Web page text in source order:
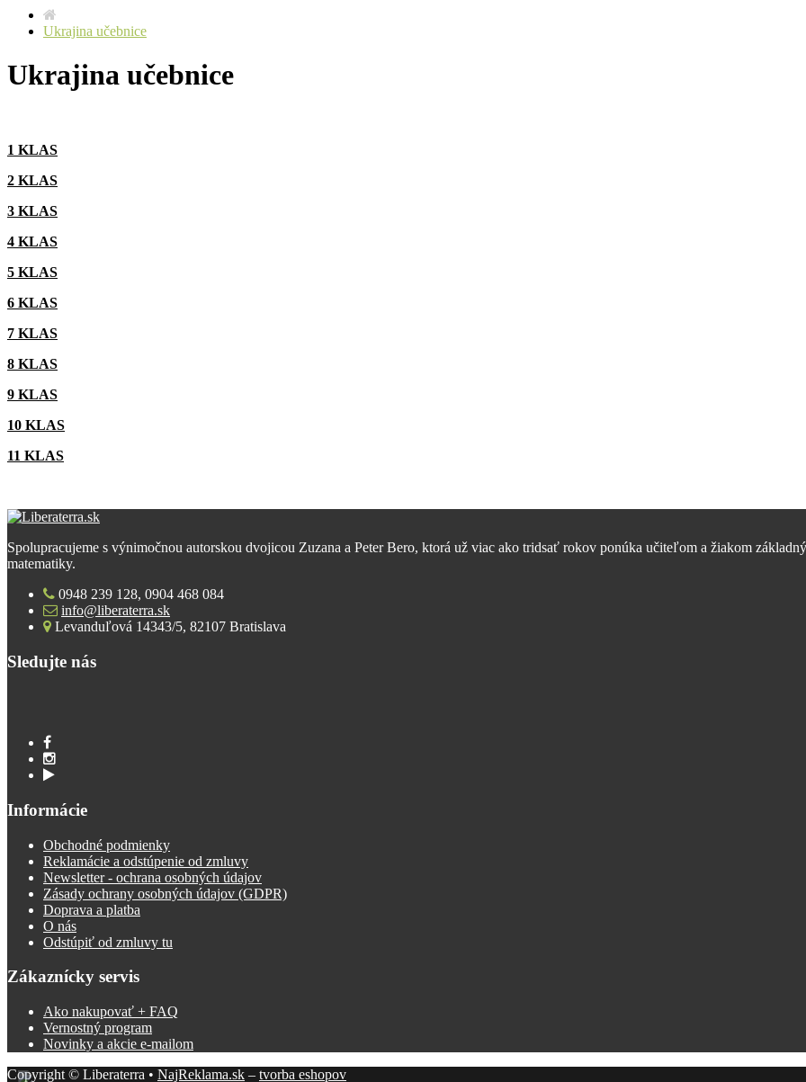
Ukrajina učebnice
Ukrajina učebnice
1 KLAS
2 KLAS
3 KLAS
4 KLAS
5 KLAS
6 KLAS
7 KLAS
8 KLAS
9 KLAS
10 KLAS
11 KLAS
Spolupracujeme s výnimočnou autorskou dvojicou Zuzana a Peter Bero, ktorá už viac ako tridsať rokov ponúka učiteľom a žiakom
matematiky.
0948 239 128, 0904 468 084
info@liberaterra.sk
Levanduľová 14343/5, 82107 Bratislava
Sledujte nás
Informácie
Obchodné podmienky
Reklamácie a odstúpenie od zmluvy
Newsletter - ochrana osobných údajov
Zásady ochrany osobných údajov (GDPR)
Doprava a platba
O nás
Odstúpiť od zmluvy tu
Zákaznícky servis
Ako nakupovať + FAQ
Vernostný program
Novinky a akcie e-mailom
Copyright © Liberaterra • NajReklama.sk – tvorba eshopov